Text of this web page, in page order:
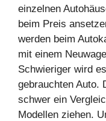
einzelnen
beim Preis
werden beim
mit einem
Schwieriger wird
gebrauchten Auto.
schwer ein
Modellen ziehen.